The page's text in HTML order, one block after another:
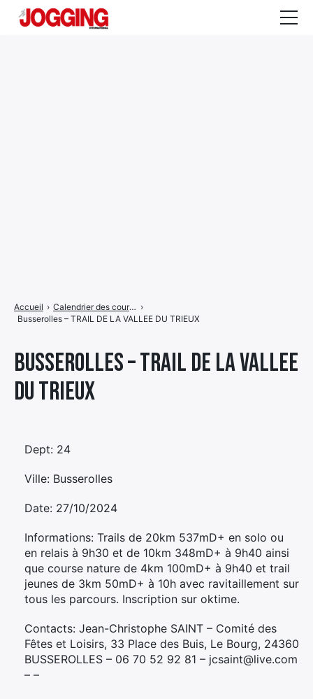
Busserolles – TRAIL DE LA VALLEE
DU TRIEUX
Accueil › Calendrier des courses ›
Busserolles – TRAIL DE LA VALLEE DU TRIEUX
Dept: 24
Ville: Busserolles
Date: 27/10/2024
Informations: Trails de 20km 537mD+ en solo ou
en relais à 9h30 et de 10km 348mD+ à 9h40 ainsi
que course nature de 4km 100mD+ à 9h40 et trail
jeunes de 3km 50mD+ à 10h avec ravitaillement sur
tous les parcours. Inscription sur oktime.
Contacts: Jean-Christophe SAINT – Comité des
Fêtes et Loisirs, 33 Place des Buis, Le Bourg, 24360
BUSSEROLLES – 06 70 52 92 81 – jcsaint@live.com
– –
de
menu
Élément
de
Élément
de